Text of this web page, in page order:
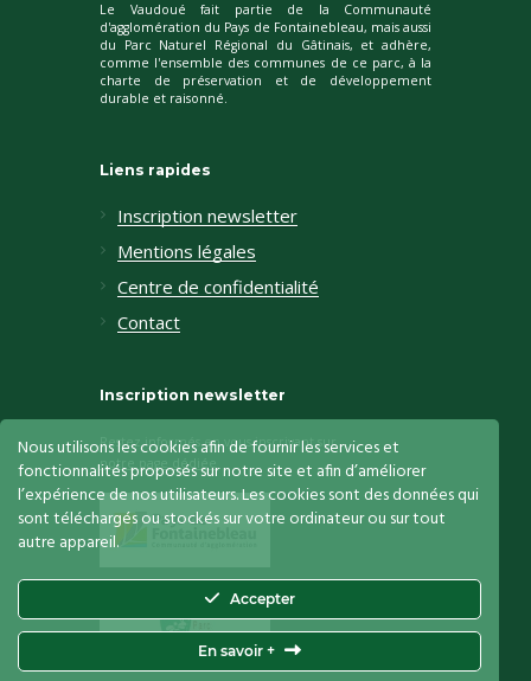
Le Vaudoué fait partie de la Communauté
d'agglomération du Pays de Fontainebleau, mais aussi
du Parc Naturel Régional du Gâtinais, et adhère,
comme l'ensemble des communes de ce parc, à la
charte de préservation et de développement
durable et raisonné.
Liens rapides
Inscription newsletter
Mentions légales
Centre de confidentialité
Contact
Inscription newsletter
Restez informés en vous inscrivant sur
notre page dédiée
Nous utilisons les cookies afin de fournir les services et
fonctionnalités proposés sur notre site et afin d’améliorer
l’expérience de nos utilisateurs. Les cookies sont des données qui
sont téléchargés ou stockés sur votre ordinateur ou sur tout
autre appareil.
Accepter
En savoir +